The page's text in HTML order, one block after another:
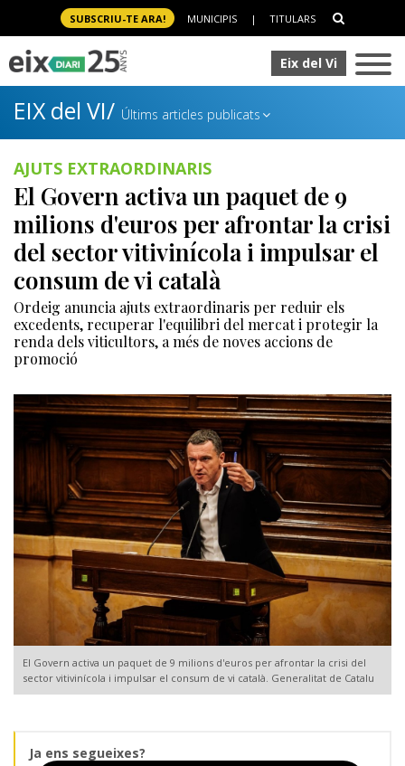
SUBSCRIU-TE ARA! MUNICIPIS | TITULARS
Eix del Vi
EIX del VI/ Últims articles publicats
AJUTS EXTRAORDINARIS
El Govern activa un paquet de 9
milions d'euros per afrontar la crisi
del sector vitivinícola i impulsar el
consum de vi català
Ordeig anuncia ajuts extraordinaris per reduir els
excedents, recuperar l'equilibri del mercat i protegir la
renda dels viticultors, a més de noves accions de
promoció
El Govern activa un paquet de 9 milions d'euros per afrontar la crisi del
sector vitivinícola i impulsar el consum de vi català. Generalitat de Catalu
Ja ens segueixes?